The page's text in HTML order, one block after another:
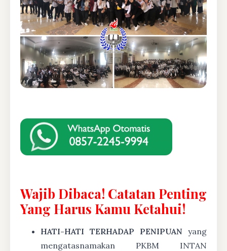
Wajib Dibaca! Catatan Penting
Yang Harus Kamu Ketahui!
HATI-HATI TERHADAP PENIPUAN yang
mengatasnamakan PKBM INTAN